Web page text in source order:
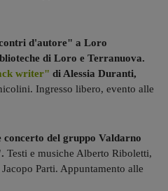
d'autore" a Loro
di Loro e Terranuova.
writer" di Alessia Duranti,
Ingresso libero, evento alle
del gruppo Valdarno
Testi e musiche Alberto Riboletti,
Parti. Appuntamento alle